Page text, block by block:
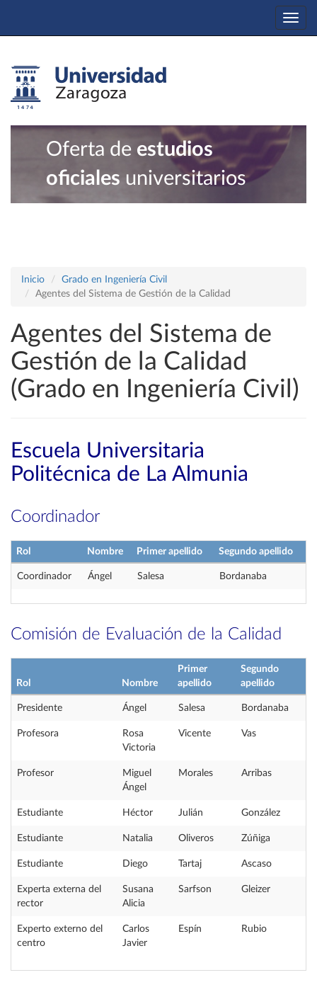
Oferta de estudios
oficiales universitarios
Inicio
Grado en Ingeniería Civil
Agentes del Sistema de Gestión de la Calidad
Agentes del Sistema de
Gestión de la Calidad
(Grado en Ingeniería Civil)
Escuela Universitaria
Politécnica de La Almunia
Coordinador
Rol Nombre Primer apellido Segundo apellido
Coordinador Ángel Salesa Bordanaba
Comisión de Evaluación de la Calidad
Rol Nombre
Primer
apellido
Segundo
apellido
Presidente Ángel Salesa Bordanaba
Profesora
Rosa
Victoria
Vicente Vas
Profesor
Miguel
Ángel
Morales Arribas
Estudiante Héctor Julián González
Estudiante Natalia Oliveros Zúñiga
Estudiante Diego Tartaj Ascaso
Experta externa del
rector
Susana
Alicia
Sarfson Gleizer
Experto externo del
centro
Carlos
Javier
Espín Rubio